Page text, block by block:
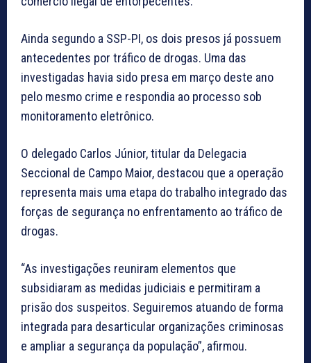
Ainda segundo a SSP-PI, os dois presos já possuem
antecedentes por tráfico de drogas. Uma das
investigadas havia sido presa em março deste ano
pelo mesmo crime e respondia ao processo sob
monitoramento eletrônico.
O delegado Carlos Júnior, titular da Delegacia
Seccional de Campo Maior, destacou que a operação
representa mais uma etapa do trabalho integrado das
forças de segurança no enfrentamento ao tráfico de
drogas.
“As investigações reuniram elementos que
subsidiaram as medidas judiciais e permitiram a
prisão dos suspeitos. Seguiremos atuando de forma
integrada para desarticular organizações criminosas
e ampliar a segurança da população”, afirmou.